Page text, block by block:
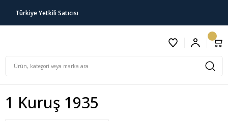
Türkiye Yetkili Satıcısı
1 Kuruş 1935